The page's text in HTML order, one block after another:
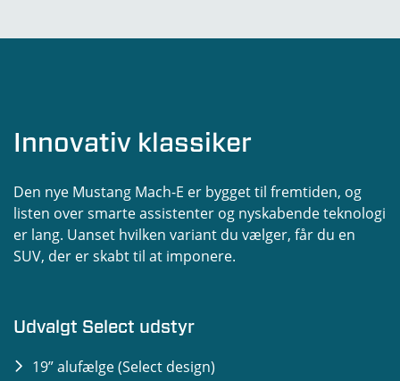
Innovativ klassiker
Den nye Mustang Mach-E er bygget til fremtiden, og
listen over smarte assistenter og nyskabende teknologi
er lang. Uanset hvilken variant du vælger, får du en
SUV, der er skabt til at imponere.
Udvalgt Select udstyr
19” alufælge (Select design)